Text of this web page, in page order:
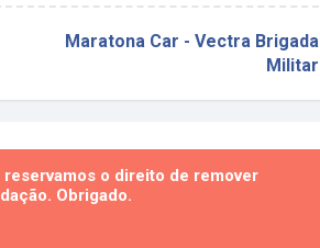
Maratona Car - Vectra Brigada
Militar
o direito de remover
Obrigado.